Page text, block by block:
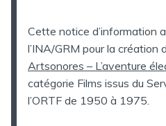
Cette notice d’information
l’INA/GRM pour la création
Artsonores – L’aventure
catégorie Films issus du
l’ORTF de 1950 à 1975.